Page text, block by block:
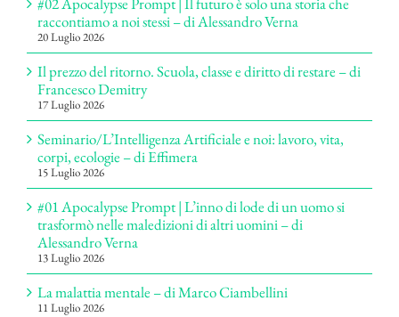
raccontiamo a noi stessi – di Alessandro Verna
20 Luglio 2026
Il prezzo del ritorno. Scuola, classe e diritto di restare – di
Francesco Demitry
17 Luglio 2026
Seminario/L’Intelligenza Artificiale e noi: lavoro, vita,
corpi, ecologie – di Effimera
15 Luglio 2026
#01 Apocalypse Prompt | L’inno di lode di un uomo si
trasformò nelle maledizioni di altri uomini – di
Alessandro Verna
13 Luglio 2026
La malattia mentale – di Marco Ciambellini
11 Luglio 2026